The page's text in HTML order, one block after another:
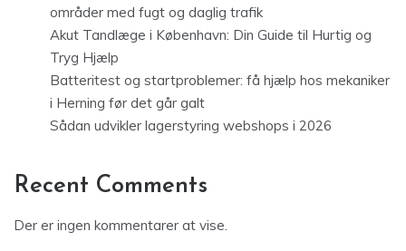
områder med fugt og daglig trafik
Akut Tandlæge i København: Din Guide til Hurtig og
Tryg Hjælp
Batteritest og startproblemer: få hjælp hos mekaniker
i Herning før det går galt
Sådan udvikler lagerstyring webshops i 2026
Recent Comments
Der er ingen kommentarer at vise.